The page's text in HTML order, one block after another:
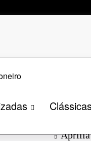
Aprilia